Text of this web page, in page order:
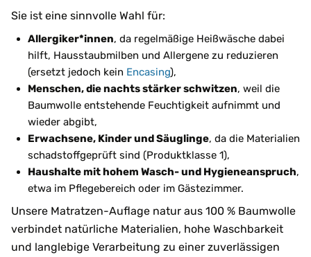
Sie ist eine sinnvolle Wahl für:
Allergiker*innen, da regelmäßige Heißwäsche dabei
hilft, Hausstaubmilben und Allergene zu reduzieren
(ersetzt jedoch kein Encasing),
Menschen, die nachts stärker schwitzen, weil die
Baumwolle entstehende Feuchtigkeit aufnimmt und
wieder abgibt,
Erwachsene, Kinder und Säuglinge, da die Materialien
schadstoffgeprüft sind (Produktklasse 1),
Haushalte mit hohem Wasch- und Hygieneanspruch,
etwa im Pflegebereich oder im Gästezimmer.
Unsere Matratzen-Auflage natur aus 100 % Baumwolle
verbindet natürliche Materialien, hohe Waschbarkeit
und langlebige Verarbeitung zu einer zuverlässigen